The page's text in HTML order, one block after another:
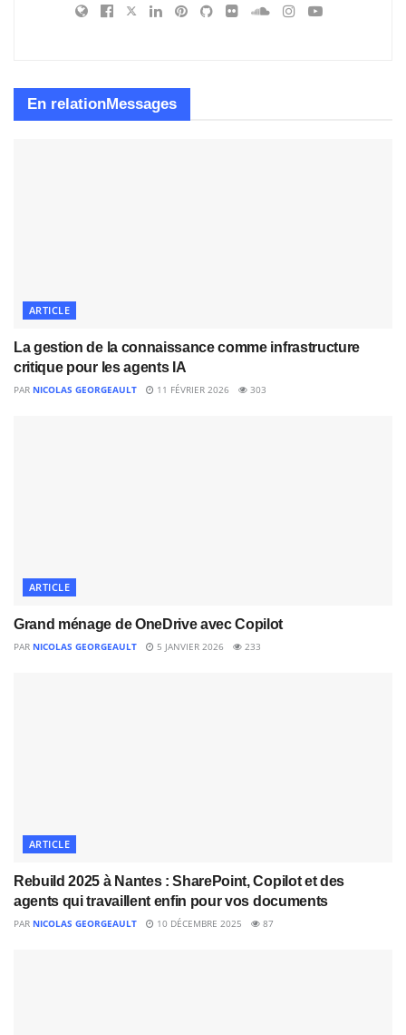
En relationMessages
ARTICLE
La gestion de la connaissance comme infrastructure
critique pour les agents IA
PAR NICOLAS GEORGEAULT 11 FÉVRIER 2026 303
ARTICLE
Grand ménage de OneDrive avec Copilot
PAR NICOLAS GEORGEAULT 5 JANVIER 2026 233
ARTICLE
Rebuild 2025 à Nantes : SharePoint, Copilot et des
agents qui travaillent enfin pour vos documents
PAR NICOLAS GEORGEAULT 10 DÉCEMBRE 2025 87